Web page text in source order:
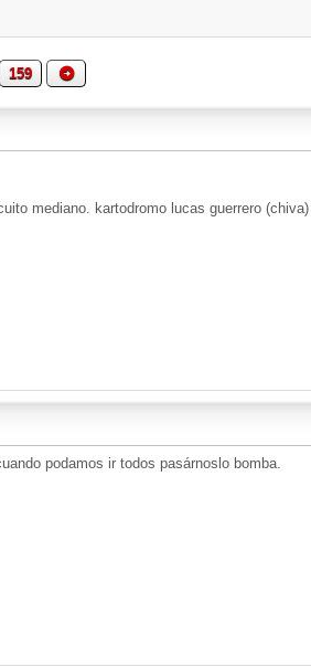
159
mediano. kartodromo lucas guerrero
podamos ir todos pasárnoslo bomba.